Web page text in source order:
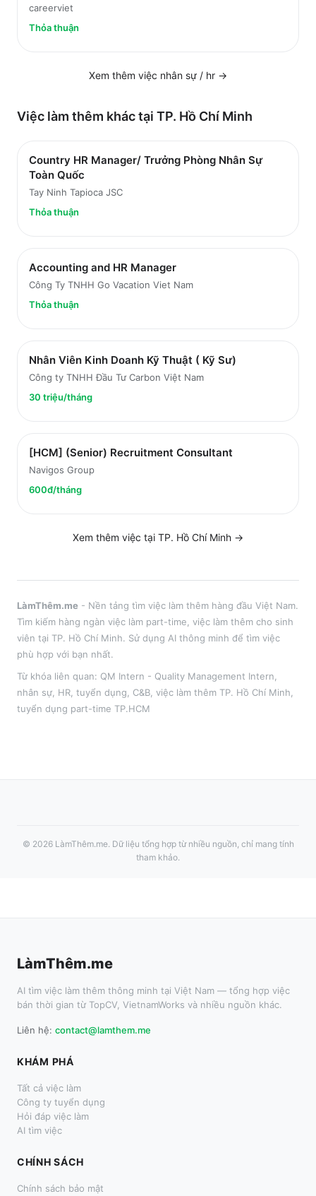
careerviet
Thỏa thuận
Xem thêm việc nhân sự / hr →
Việc làm thêm khác tại TP. Hồ Chí Minh
Country HR Manager/ Trưởng Phòng Nhân Sự
Toàn Quốc
Tay Ninh Tapioca JSC
Thỏa thuận
Accounting and HR Manager
Công Ty TNHH Go Vacation Viet Nam
Thỏa thuận
Nhân Viên Kinh Doanh Kỹ Thuật ( Kỹ Sư)
Công ty TNHH Đầu Tư Carbon Việt Nam
30 triệu/tháng
[HCM] (Senior) Recruitment Consultant
Navigos Group
600đ/tháng
Xem thêm việc tại TP. Hồ Chí Minh →
LàmThêm.me - Nền tảng tìm việc làm thêm hàng đầu Việt Nam.
Tìm kiếm hàng ngàn việc làm part-time, việc làm thêm cho sinh
viên tại TP. Hồ Chí Minh. Sử dụng AI thông minh để tìm việc
phù hợp với bạn nhất.
Từ khóa liên quan: QM Intern - Quality Management Intern
nhân sự, HR, tuyển dụng, C&B , việc làm thêm TP. Hồ Chí Minh
tuyển dụng part-time TP.HCM
© 2026 LàmThêm.me. Dữ liệu tổng hợp từ nhiều nguồn, chỉ mang tính
tham khảo.
LàmThêm.me
AI tìm việc làm thêm thông minh tại Việt Nam — tổng hợp việc
bán thời gian từ TopCV, VietnamWorks và nhiều nguồn khác.
Liên hệ: contact@lamthem.me
KHÁM PHÁ
Tất cả việc làm
Công ty tuyển dụng
Hỏi đáp việc làm
AI tìm việc
CHÍNH SÁCH
Chính sách bảo mật